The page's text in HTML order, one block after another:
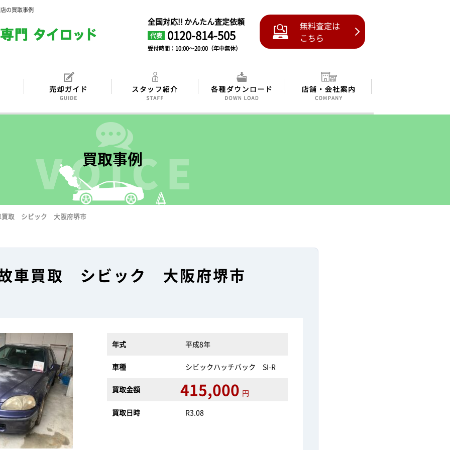
の買取事例
全国対応!! かんたん査定依頼
代表 0120-814-505
受付時間：10:00～20:00（年中無休）
無料査定は
こちら
買取事例
買取 シビック 大阪府堺市
車買取 シビック 大阪府堺市
年式 平成8年
車種 シビックハッチバック SI-R
買取金額 415,000 円
買取日時
R3.08